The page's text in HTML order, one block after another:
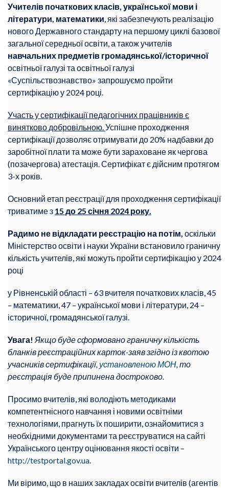
Учителів початкових класів, української мови і
літератури, математики , які забезпечують реалізацію
нового Державного стандарту на першому циклі базової
загальної середньої освіти, а також учителів
навчальних предметів громадянської/історичної
освітньої галузі та освітньої галузі
«Суспільствознавство» запрошуємо пройти
сертифікацію у 2024 році.
Участь у сертифікації педагогічних працівників є
винятково добровільною. Успішне проходження
сертифікації дозволяє отримувати до 20% надбавки до
заробітної плати та може бути зараховане як чергова
(позачергова) атестація. Сертифікат є дійсним протягом
3-х років.
Основний етап реєстрації для проходження сертифікації
триватиме з 15 до 25 січня 2024 року.
Радимо не відкладати реєстрацію на потім, оскільки
Міністерство освіти і науки України встановило граничну
кількість учителів, які можуть пройти сертифікацію у 2024
році
у Рівненській області – 63 вчителя початкових класів, 45
– математики, 47 – української мови і літератури, 24 –
історичної, громадянської галузі.
Увага! Якщо буде сформовано граничну кількість
бланків реєстраційних карток-заяв згідно із квотою
учасників сертифікації, установленою МОН , то
реєстрація буде припинена достроково.
Просимо вчителів, які володіють методиками
компетентнісного навчання і новими освітніми
технологіями, прагнуть їх поширити, ознайомитися з
необхідними документами та реєструватися на сайті
Українського центру оцінювання якості освіти –
http://testportal.gov.ua
Ми віримо, що в наших закладах освіти вчителів (агентів